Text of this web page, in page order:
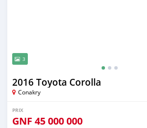
3
2016 Toyota Corolla
Conakry
PRIX
GNF 45 000 000